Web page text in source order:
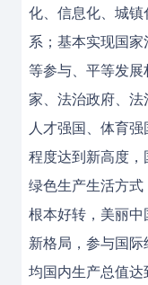
化、信息化、城
系；基本实现国
等参与、平等发展
家、法治政府、法
人才强国、体育
程度达到新高度
绿色生产生活方
根本好转，美丽
新格局，参与国际
均国内生产总值